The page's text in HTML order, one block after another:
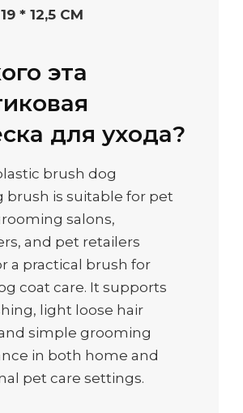
* 12,5 СМ
эта
для ухода?
brush dog
brush is suitable for pet
salons,
and pet retailers
a practical brush for
coat care. It supports
light loose hair
simple grooming
in both home and
pet care settings.